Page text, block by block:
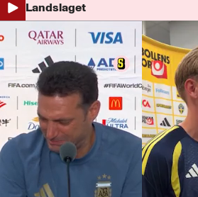
Landslaget